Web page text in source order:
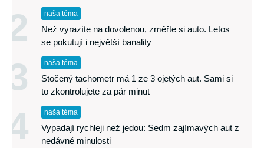
2 naša téma
Než vyrazíte na dovolenou, změřte si auto. Letos
se pokutují i největší banality
3 naša téma
Stočený tachometr má 1 ze 3 ojetých aut. Sami si
to zkontrolujete za pár minut
4 naša téma
Vypadají rychleji než jedou: Sedm zajímavých aut z
nedávné minulosti